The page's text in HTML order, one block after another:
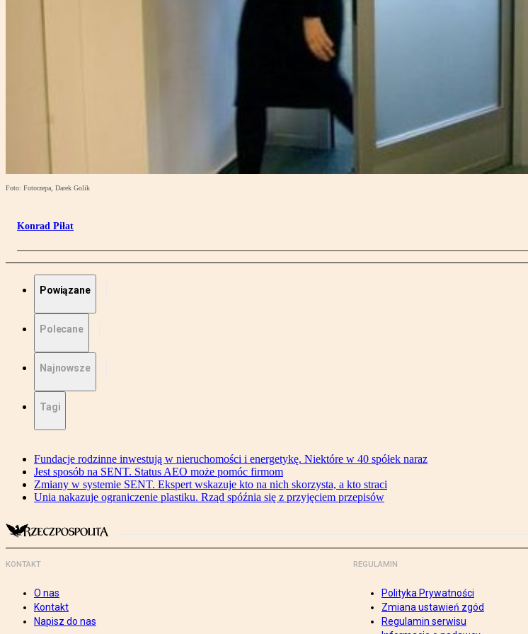
Foto: Fotorzepa, Darek Golik
Konrad Piłat
Powiązane
Polecane
Najnowsze
Tagi
Fundacje rodzinne inwestują w nieruchomości i energetykę. Niektóre w 40 spółek naraz
Jest sposób na SENT. Status AEO może pomóc firmom
Zmiany w systemie SENT. Ekspert wskazuje kto na nich skorzysta, a kto straci
Unia nakazuje ograniczenie plastiku. Rząd spóźnia się z przyjęciem przepisów
KONTAKT
O nas
Kontakt
Napisz do nas
REGULAMIN
Polityka Prywatności
Zmiana ustawień zgód
Regulamin serwisu